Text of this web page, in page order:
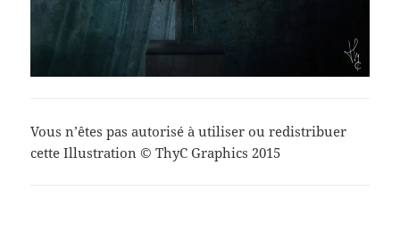
Vous n’êtes pas autorisé à utiliser ou redistribuer
cette Illustration © ThyC Graphics 2015